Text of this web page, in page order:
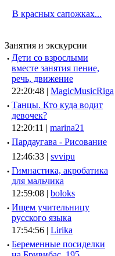
В красных сапожках...
Занятия и экскурсии
· Дети со взрослыми
вместе занятия пение,
речь, движение
22:20:48 | MagicMusicRiga
· Танцы. Кто куда водит
девочек?
12:20:11 | marina21
· Пардаугава - Рисование
12:46:33 | svvipu
· Гимнастика, акробатика
для мальчика
12:59:08 | boloks
· Ищем учительницу
русского языка
17:54:56 | Lirika
· Беременные посиделки